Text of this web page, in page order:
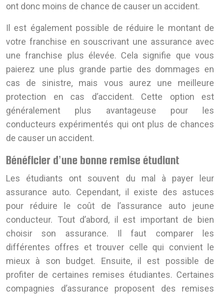
ont donc moins de chance de causer un accident.
Il est également possible de réduire le montant de
votre franchise en souscrivant une assurance avec
une franchise plus élevée. Cela signifie que vous
paierez une plus grande partie des dommages en
cas de sinistre, mais vous aurez une meilleure
protection en cas d’accident. Cette option est
généralement plus avantageuse pour les
conducteurs expérimentés qui ont plus de chances
de causer un accident.
Bénéficier d’une bonne remise étudiant
Les étudiants ont souvent du mal à payer leur
assurance auto. Cependant, il existe des astuces
pour réduire le coût de l’assurance auto jeune
conducteur. Tout d’abord, il est important de bien
choisir son assurance. Il faut comparer les
différentes offres et trouver celle qui convient le
mieux à son budget. Ensuite, il est possible de
profiter de certaines remises étudiantes. Certaines
compagnies d’assurance proposent des remises